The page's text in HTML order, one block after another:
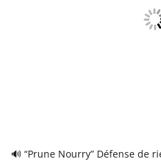
🔊 “Prune Nourry” Défense de